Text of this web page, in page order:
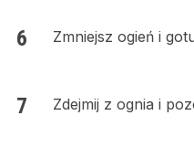
Zmniejsz ogień i
Zdejmij z ognia i